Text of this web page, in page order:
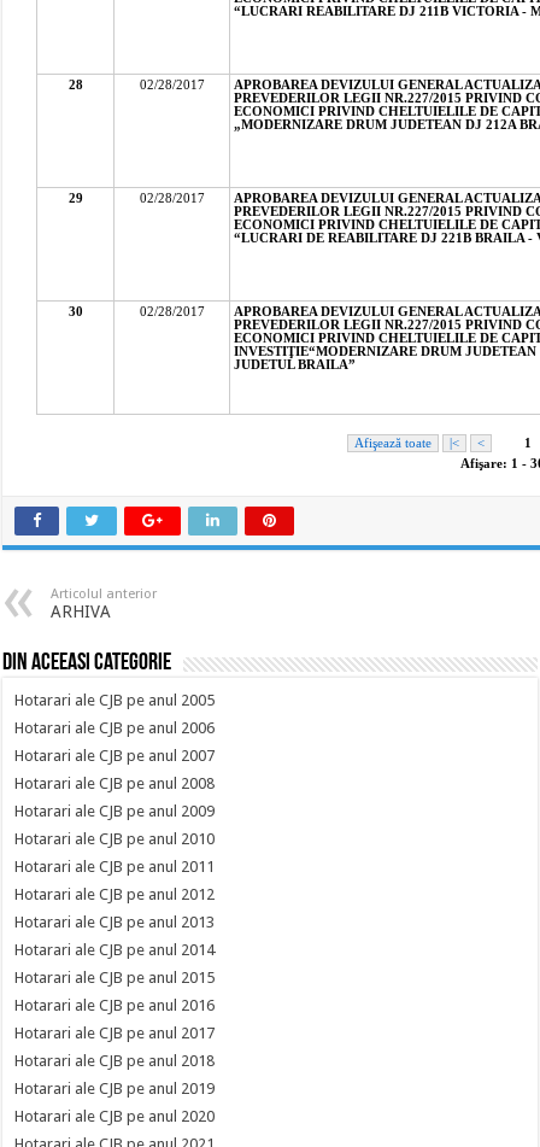
Articolul anterior
ARHIVA
Din aceeasi categorie
Hotarari ale CJB pe anul 2005
Hotarari ale CJB pe anul 2006
Hotarari ale CJB pe anul 2007
Hotarari ale CJB pe anul 2008
Hotarari ale CJB pe anul 2009
Hotarari ale CJB pe anul 2010
Hotarari ale CJB pe anul 2011
Hotarari ale CJB pe anul 2012
Hotarari ale CJB pe anul 2013
Hotarari ale CJB pe anul 2014
Hotarari ale CJB pe anul 2015
Hotarari ale CJB pe anul 2016
Hotarari ale CJB pe anul 2017
Hotarari ale CJB pe anul 2018
Hotarari ale CJB pe anul 2019
Hotarari ale CJB pe anul 2020